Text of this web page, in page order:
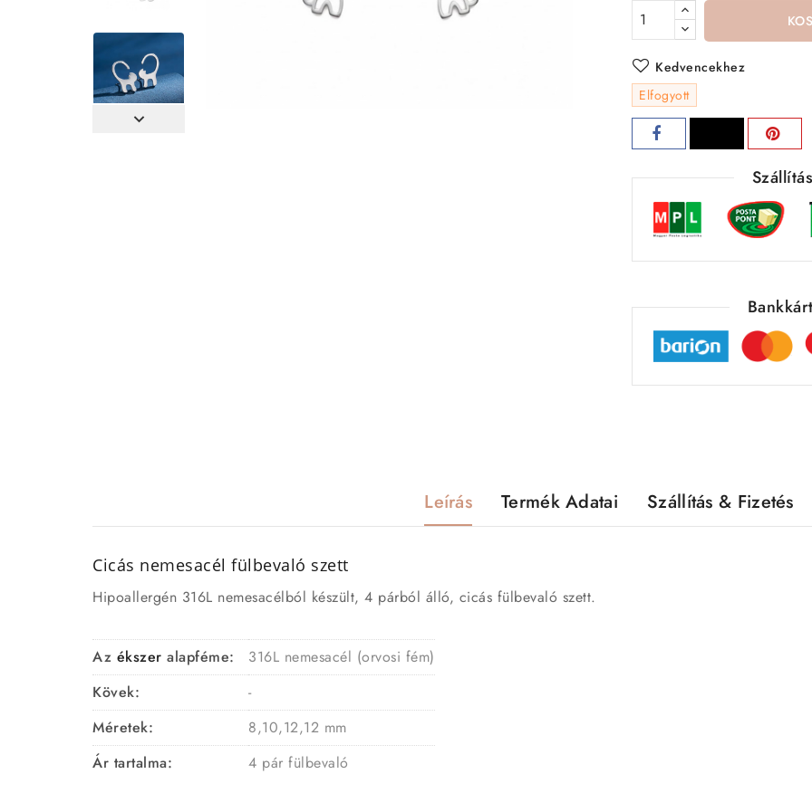
Kedvencekhez
Elfogyott
Leírás Termék Adatai Szállítás & Fizetés
Cicás nemesacél fülbevaló szett
Hipoallergén 316L nemesacélból készült, 4 párból álló, cicás fülbevaló szett.
Az ékszer alapféme:
316L nemesacél (orvosi fém)
Kövek:
-
Méretek:
8,10,12,12 mm
Ár tartalma:
4 pár fülbevaló